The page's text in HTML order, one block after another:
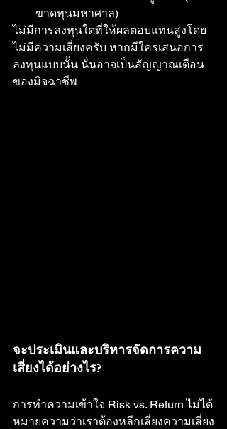
ขาดทุนมหาศาล)
ไม่มีการลงทุนใดที่ให้ผลตอบแทนสูงโดย
ไม่มีความเสี่ยงครับ หากมีใครเสนอการ
ลงทุนแบบนั้น นั่นอาจเป็นสัญญาณเตือน
ของมิจฉาชีพ
จะประเมินและบริหารจัดการความ
เสี่ยงได้อย่างไร?
การทำความเข้าใจ Risk vs. Return ไม่ได้
หมายความว่าเราต้องหลีกเลี่ยงความเสี่ยง